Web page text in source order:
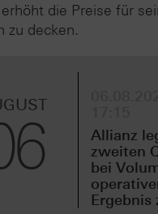
die Preise für
zu decken.
Allianz
zweiten
bei
Ergebnis